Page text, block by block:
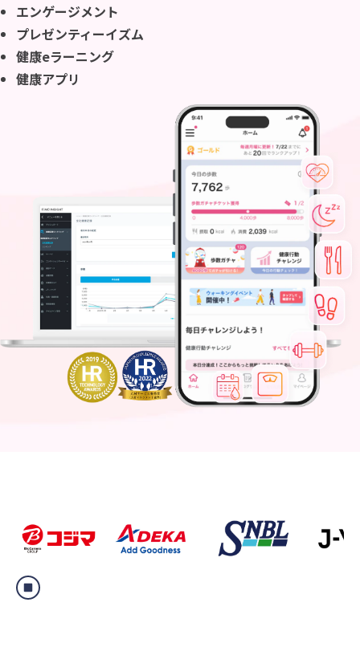
エンゲージメント
プレゼンティーイズム
健康eラーニング
健康アプリ